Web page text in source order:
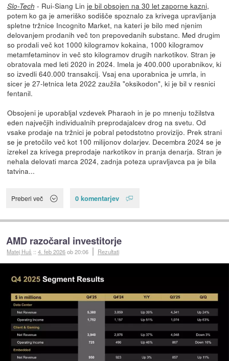
Slo-Tech - Rui-Siang Lin je bil obsojen na 30 let zaporne kazni,
potem ko ga je ameriško sodišče spoznalo za krivega upravljanja
spletne tržnice Incognito Market, na kateri je bilo med njenim
delovanjem prodanih več ton prepovedanih substanc. Med drugim
so prodali več kot 1000 kilogramov kokaina, 1000 kilogramov
metamfetaminov in več sto kilogramov drugih narkotikov. Stran je
obratovala med leti 2020 in 2024. Imela je 400.000 uporabnikov, ki
so izvedli 640.000 transakcij. Vsaj ena uporabnica je umrla, in
sicer je 27-letnica leta 2022 zaužila "oksikodon", ki je bil v resnici
fentanil.
Obsojeni je uporabljal vzdevek Pharaoh in je po mnenju tožilstva
eden največjih individualnih preprodajalcev drog na svetu. Od
vsake prodaje na tržnici je pobral petodstotno provizijo. Prek strani
se je pretočilo več kot 100 milijonov dolarjev. Decembra 2024 se je
izrekel za krivega preprodaje narkotikov in pranja denarja. Stran je
nehala delovati marca 2024, zadnja poteza upravljavca pa je bila
tatvina...
Preberi več 0 komentarjev
AMD razočaral investitorje
Matej Huš ::4. feb 2026ob 20:06 Rezultati